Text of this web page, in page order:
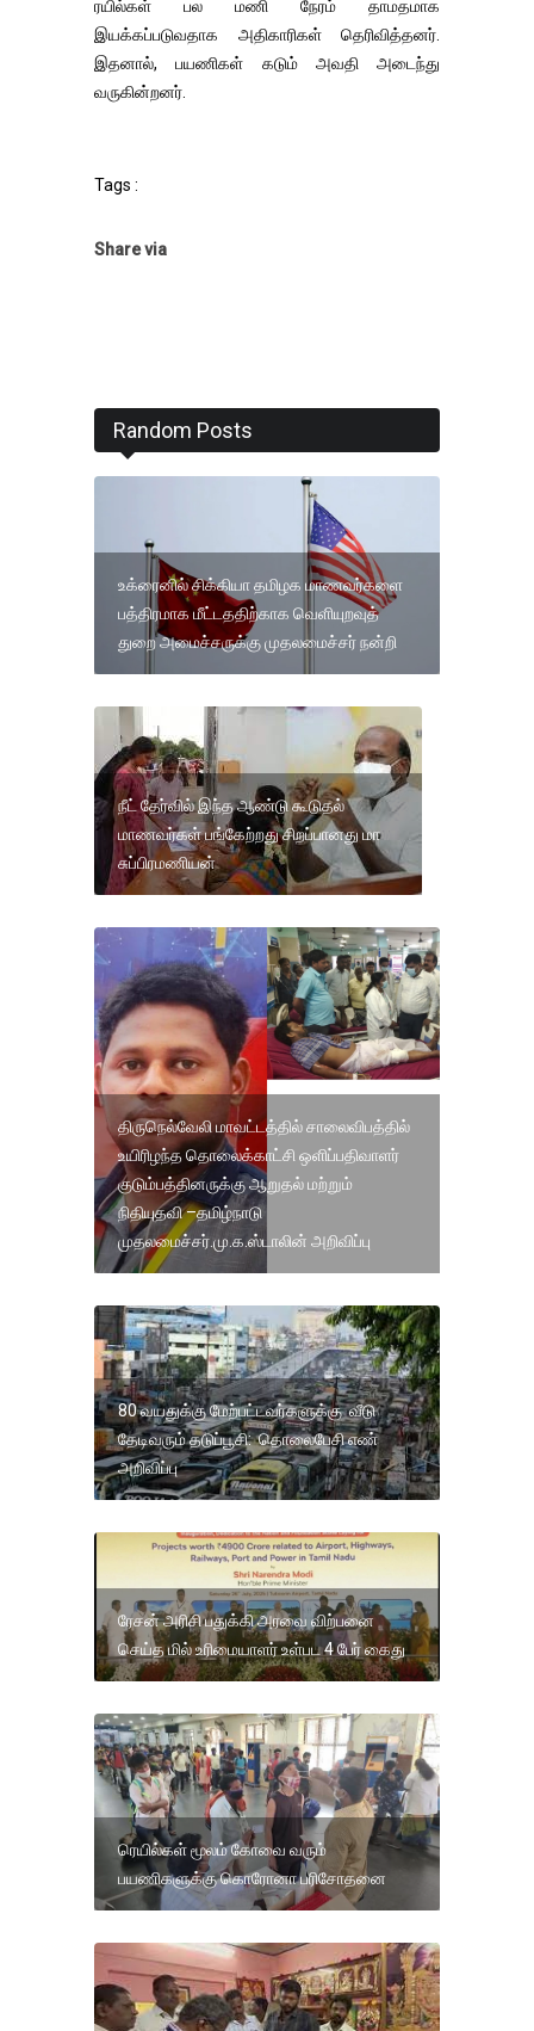
ரயில்கள் பல மணி நேரம் தாமதமாக
இயக்கப்படுவதாக அதிகாரிகள் தெரிவித்தனர்.
இதனால், பயணிகள் கடும் அவதி அடைந்து
வருகின்றனர்.
Tags :
Share via
Random Posts
உக்ரைனில் சிக்கியா தமிழக மாணவர்களை
பத்திரமாக மீட்டததிற்காக வெளியுறவுத்
துறை அமைச்சருக்கு முதலமைச்சர் நன்றி
நீட் தேர்வில் இந்த ஆண்டு கூடுதல்
மாணவர்கள் பங்கேற்றது சிறப்பானது மா
சுப்பிரமணியன்
திருநெல்வேலி மாவட்டத்தில் சாலைவிபத்தில்
உயிரிழந்த தொலைக்காட்சி ஒளிப்பதிவாளர்
குடும்பத்தினருக்கு ஆறுதல் மற்றும்
நிதியுதவி –தமிழ்நாடு
முதலமைச்சர்.மு.க.ஸ்டாலின் அறிவிப்பு
80 வயதுக்கு மேற்பட்டவர்களுக்கு வீடு
தேடிவரும் தடுப்பூசி: தொலைபேசி எண்
அறிவிப்பு
ரேசன் அரிசி பதுக்கி அரவை விற்பனை
செய்த மில் உரிமையாளர் உள்பட 4 பேர் கைது
ரெயில்கள் மூலம் கோவை வரும்
பயணிகளுக்கு கொரோனா பரிசோதனை